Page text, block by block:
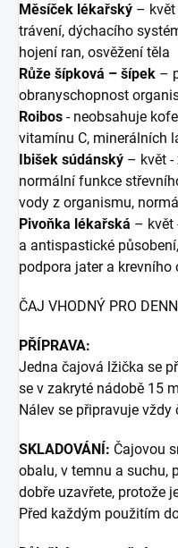
Měsíček lékařský – květ
trávení, dýchacího
hojení ran, osvěžení těla
Růže šípková – šípek –
obranyschopnost
Roibos - neobsahuje
vitamínu C, minerálních
Ibišek súdánský – květ -
normální funkce
vody z organismu,
Pivoňka lékařská – květ
a antispastické
podpora jater a
ČAJ VHODNÝ PRO
PŘÍPRAVA:
Jedna čajová lžička se
se v zakryté nádobě 15
Nálev se připravuje vždy
SKLADOVÁNÍ: Čajovou
obalu, v temnu a suchu,
dobře uzavřete, protože
Před každým použitím